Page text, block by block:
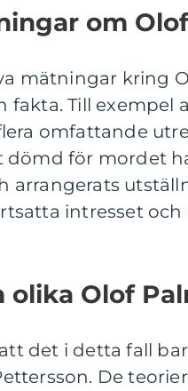
om
mätningar kring
fakta. Till exempel
omfattande
dömd för mordet
arrangerats
intresset
olika Olof
det i detta fall
De